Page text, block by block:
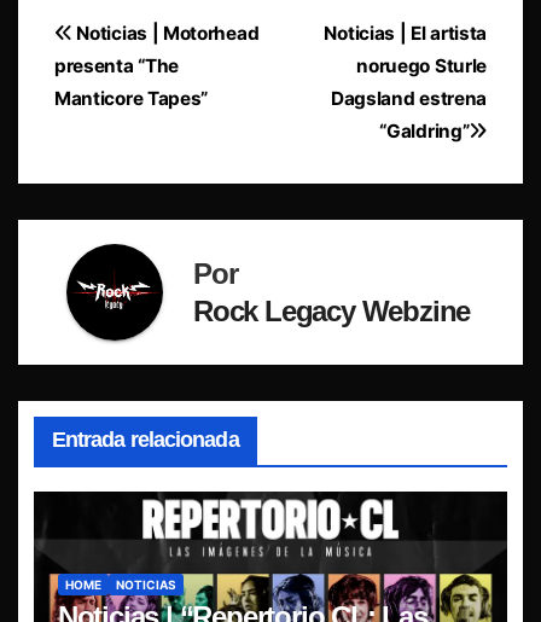
Navegación
de
Noticias | El artista
noruego Sturle
Dagsland estrena
“Galdring”
Noticias | Motorhead
presenta “The
Manticore Tapes”
Por
Rock Legacy Webzine
Entrada relacionada
HOME NOTICIAS